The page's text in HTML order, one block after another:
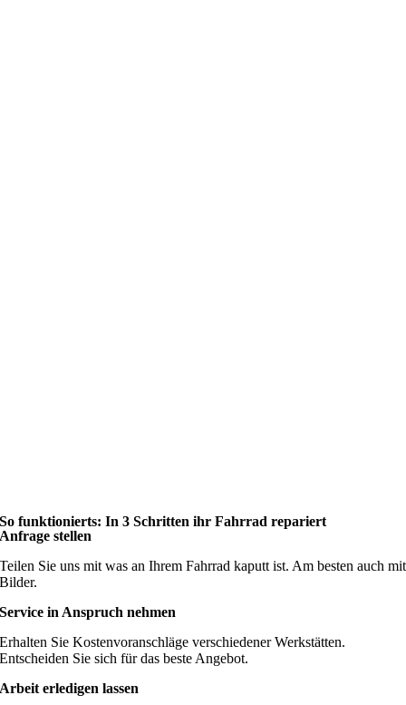
So funktionierts: In 3 Schritten ihr Fahrrad repariert
Anfrage stellen
Teilen Sie uns mit was an Ihrem Fahrrad kaputt ist. Am besten auch mit
Bilder.
Service in Anspruch nehmen
Erhalten Sie Kostenvoranschläge verschiedener Werkstätten.
Entscheiden Sie sich für das beste Angebot.
Arbeit erledigen lassen